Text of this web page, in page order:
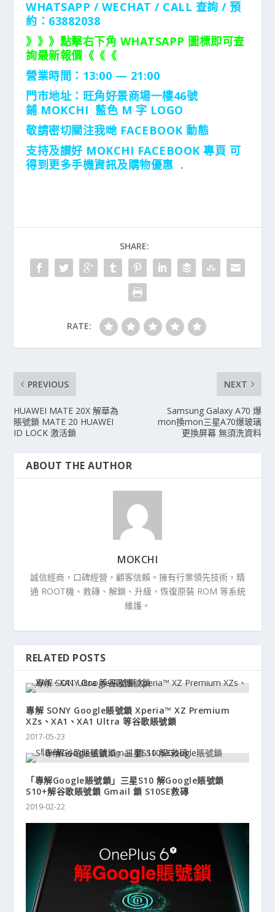
WHATSAPP / WECHAT / CALL 查詢 / 預
約：63882038
》》》點擊右下角 WHATSAPP 圖標即可查
詢最新報價《《《
營業時間：13:00 — 21:00
門市地址： 旺角好景商場一樓46號
鋪 MOKCHI 藍色 M 字 LOGO
敬請密切關注我哋 FACEBOOK 動態
支持及讃好 MOKCHI FACEBOOK 專頁 可
得到更多手機資訊及購物優惠 .
SHARE:
RATE:
PREVIOUS
HUAWEI MATE 20X 解華為
賬號鎖 MATE 20 HUAWEI
ID LOCK 激活鎖
NEXT
Samsung Galaxy A70 爆
mon換mon三星A70爆玻璃
更換屏幕 無須洗資料
ABOUT THE AUTHOR
MOKCHI
誠信經商，口碑經營，顧客信賴。擁有行業領先技術，精
通 ROOT機、救磚、解鎖、升級、恢復原裝 ROM 等系統
維護。
RELATED POSTS
專解 SONY Google賬號鎖 Xperia™ XZ Premium
XZs、XA1、XA1 Ultra 等谷歌賬號鎖
2017-05-23
「專解Google賬號鎖」三星S10 解Google賬號鎖
S10+解谷歌賬號鎖 Gmail 鎖 S10SE救磚
2019-02-22